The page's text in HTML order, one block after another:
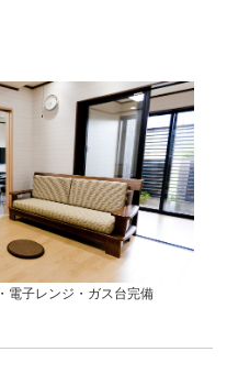
電子レンジ・ガス台完備